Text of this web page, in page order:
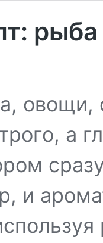
овощи,
а
и